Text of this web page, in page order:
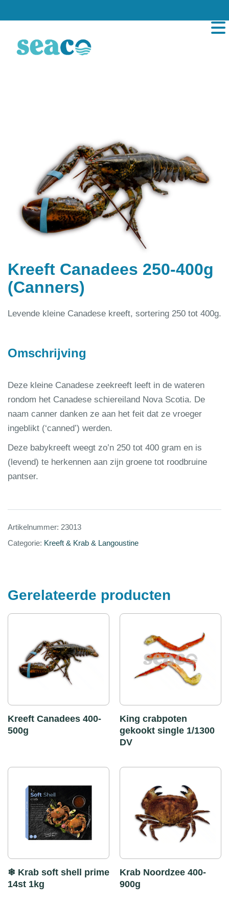
Kreeft Canadees 250-400g
(Canners)
Levende kleine Canadese kreeft, sortering 250 tot 400g.
Omschrijving
Deze kleine Canadese zeekreeft leeft in de wateren
rondom het Canadese schiereiland Nova Scotia. De
naam canner danken ze aan het feit dat ze vroeger
ingeblikt (‘canned’) werden.
Deze babykreeft weegt zo’n 250 tot 400 gram en is
(levend) te herkennen aan zijn groene tot roodbruine
pantser.
Artikelnummer: 23013
Categorie: Kreeft & Krab & Langoustine
Gerelateerde producten
Kreeft Canadees 400-
500g
King crabpoten
gekookt single 1/1300
DV
❄ Krab soft shell prime
14st 1kg
Krab Noordzee 400-
900g